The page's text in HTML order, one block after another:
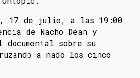
17 de julio, a las 19:00
de Nacho Dean y
documental sobre su
a nado los cinco